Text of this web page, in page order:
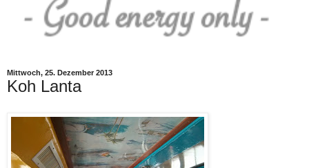
Mittwoch, 25. Dezember 2013
Koh Lanta